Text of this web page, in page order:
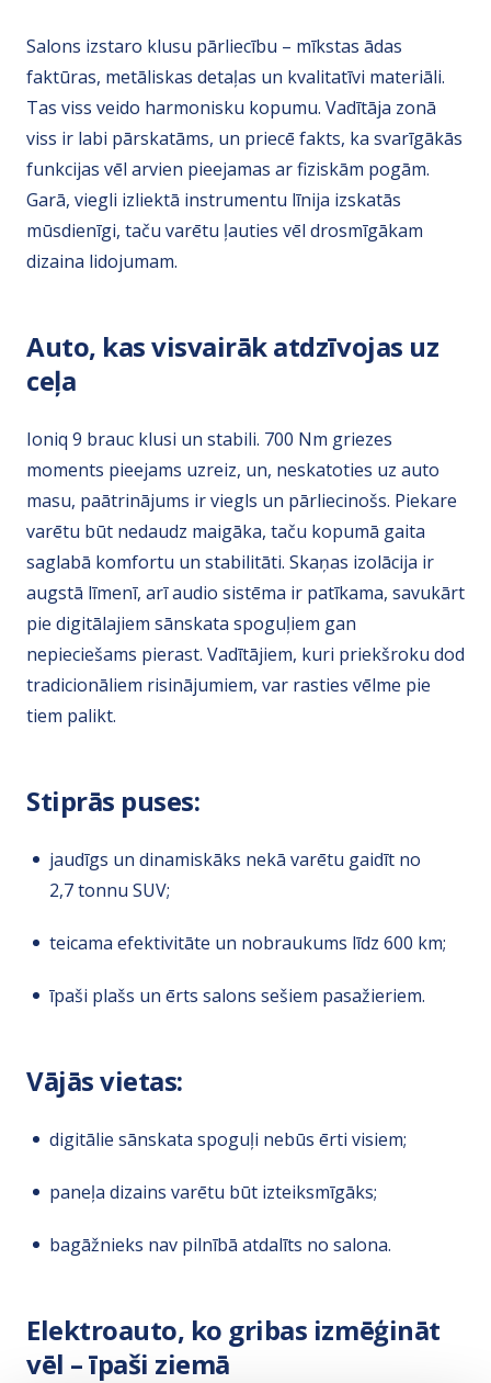
Salons izstaro klusu pārliecību – mīkstas ādas
faktūras, metāliskas detaļas un kvalitatīvi materiāli.
Tas viss veido harmonisku kopumu. Vadītāja zonā
viss ir labi pārskatāms, un priecē fakts, ka svarīgākās
funkcijas vēl arvien pieejamas ar fiziskām pogām.
Garā, viegli izliektā instrumentu līnija izskatās
mūsdienīgi, taču varētu ļauties vēl drosmīgākam
dizaina lidojumam.
Auto, kas visvairāk atdzīvojas uz
ceļa
Ioniq 9 brauc klusi un stabili. 700 Nm griezes
moments pieejams uzreiz, un, neskatoties uz auto
masu, paātrinājums ir viegls un pārliecinošs. Piekare
varētu būt nedaudz maigāka, taču kopumā gaita
saglabā komfortu un stabilitāti. Skaņas izolācija ir
augstā līmenī, arī audio sistēma ir patīkama, savukārt
pie digitālajiem sānskata spoguļiem gan
nepieciešams pierast. Vadītājiem, kuri priekšroku dod
tradicionāliem risinājumiem, var rasties vēlme pie
tiem palikt.
Stiprās puses:
jaudīgs un dinamiskāks nekā varētu gaidīt no
2,7 tonnu SUV;
teicama efektivitāte un nobraukums līdz 600 km;
īpaši plašs un ērts salons sešiem pasažieriem.
Vājās vietas:
digitālie sānskata spoguļi nebūs ērti visiem;
paneļa dizains varētu būt izteiksmīgāks;
bagāžnieks nav pilnībā atdalīts no salona.
Elektroauto, ko gribas izmēģināt
vēl – īpaši ziemā